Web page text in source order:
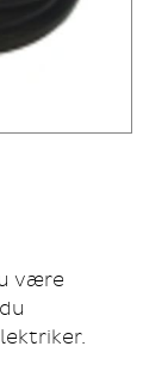
være